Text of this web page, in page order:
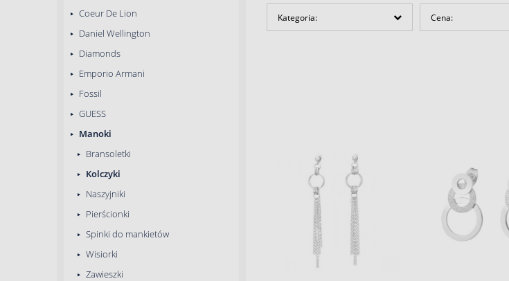
Coeur De Lion
Daniel Wellington
Diamonds
Emporio Armani
Fossil
GUESS
Manoki
Bransoletki
Kolczyki
Naszyjniki
Pierścionki
Spinki do mankietów
Wisiorki
Zawieszki
Kategoria: Cena: